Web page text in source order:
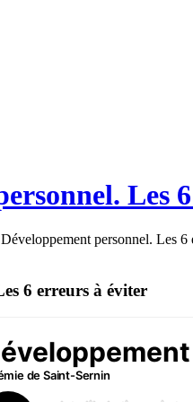
Les
Développement personnel. Les
6 erreurs à éviter